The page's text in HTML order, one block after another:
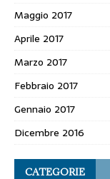
Maggio 2017
Aprile 2017
Marzo 2017
Febbraio 2017
Gennaio 2017
Dicembre 2016
CATEGORIE